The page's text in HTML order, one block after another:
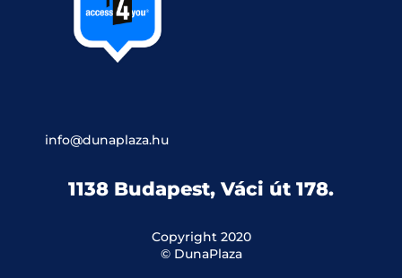
info@dunaplaza.hu
1138 Budapest, Váci út 178.
Copyright 2020
© DunaPlaza